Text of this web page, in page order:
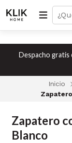
Despacho gratis
Inicio
Zapatero
Blanco